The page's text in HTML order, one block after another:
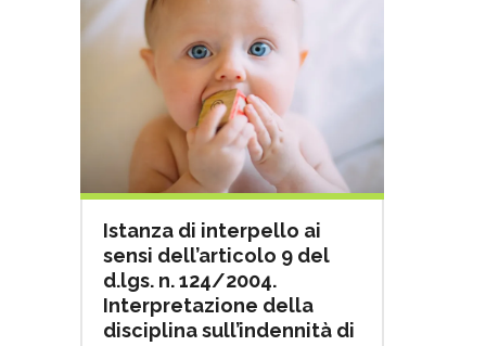
Istanza di interpello ai
sensi dell’articolo 9 del
d.lgs. n. 124/2004.
Interpretazione della
disciplina sull’indennità di